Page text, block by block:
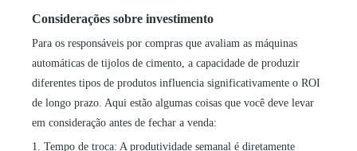
Considerações sobre investimento
Para os responsáveis ​​por compras que avaliam as máquinas
automáticas de tijolos de cimento, a capacidade de produzir
diferentes tipos de produtos influencia significativamente o ROI
de longo prazo. Aqui estão algumas coisas que você deve levar
em consideração antes de fechar a venda:
1. Tempo de troca: A produtividade semanal é diretamente